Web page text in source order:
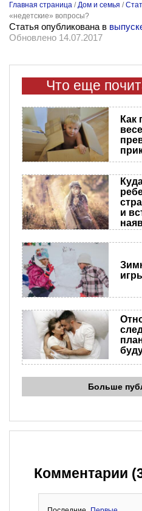
Главная страница /Дом и семья /
«недетские» вопросы?
Статья опубликована в
Обновлено 14.07.2017
Что еще
Как
и
Больше
Комментарии